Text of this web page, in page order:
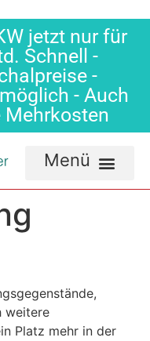
jetzt nur für
Schnell -
-
- Auch
Mehrkosten
weitere
Platz mehr in der